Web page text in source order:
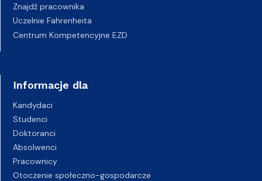
Znajdź pracownika
Uczelnie Fahrenheita
Centrum Kompetencyjne EZD
Informacje dla
Kandydaci
Studenci
Doktoranci
Absolwenci
Pracownicy
Otoczenie społeczno-gospodarcze